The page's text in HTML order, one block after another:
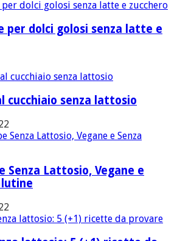
per dolci golosi senza latte e
cucchiaio senza lattosio
Senza Lattosio, Vegane e